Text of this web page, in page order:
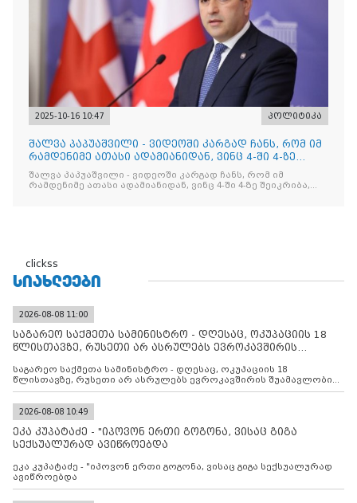
2025-10-16 10:47 პოლიტიკა
შალვა პაპუაშვილი - ვიდეოში კარგად ჩანს, რომ იმ
რამდენიმე ათასი ადამიანიდან, ვინც 4-ში 4-ზე
შეიკრიბა,
შალვა პაპუაშვილი - ვიდეოში კარგად ჩანს, რომ იმ
რამდენიმე ათასი ადამიანიდან, ვინც 4-ში 4-ზე შეიკრიბა,
clickss
ᲡᲘᲐᲮᲚᲔᲔᲑᲘ
2026-08-08 11:00
საგარეო საქმეთა სამინისტრო - დღესაც, ოკუპაციის 18
წლისთავზე, რუსეთი არ ასრულებს ევროკავშირის
საგარეო საქმეთა სამინისტრო - დღესაც, ოკუპაციის 18
წლისთავზე, რუსეთი არ ასრულებს ევროკავშირის შუამავლობით
დადებულ 2008 წლის 12 აგვისტოს ცეცხლის შეწყვეტის
კონტროლს ოკუპირებულ რეგიონებში, აგრძელებს მათი
მილიტარიზაციის პროცესს და აქტიურად დგამს ნაბიჯებს მათი
ფაქტობრივი ანექსიისკენ
2026-08-08 10:49
ეკა კუპატაძე - "იპოვონ ერთი გოგონა, ვისაც გიგა
სექსუალურად ავიწროებდა
ეკა კუპატაძე - "იპოვონ ერთი გოგონა, ვისაც გიგა სექსუალურად
ავიწროებდა